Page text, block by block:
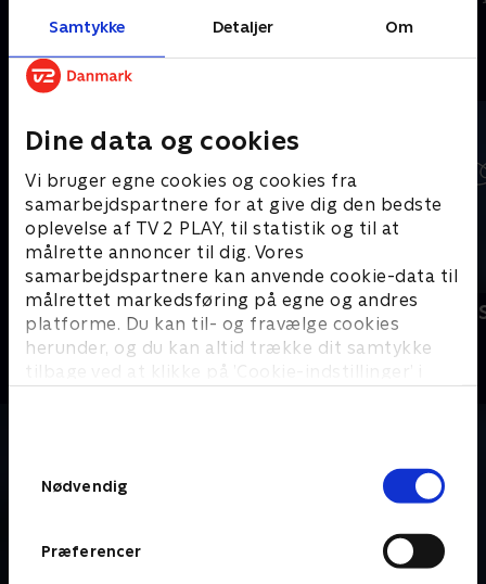
Samtykke Detaljer Om
Dine data og cookies
Vi bruger egne cookies og cookies fra
samarbejdspartnere for at give dig den bedste
oplevelse af TV 2 PLAY, til statistik og til at
målrette annoncer til dig. Vores
samarbejdspartnere kan anvende cookie-data til
målrettet markedsføring på egne og andres
platforme. Du kan til- og fravælge cookies
herunder, og du kan altid trække dit samtykke
tilbage ved at klikke på ’Cookie-indstillinger’ i
Nødvendig
Præferencer
Andre så også
Vinter-OL - Det kølige overblik
Skisport
Vinter-OL -
Skisport